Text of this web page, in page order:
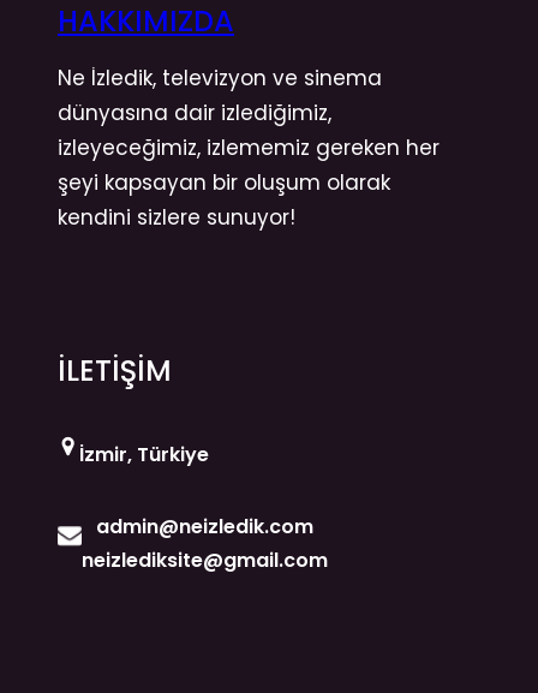
HAKKIMIZDA
Ne İzledik, televizyon ve sinema
dünyasına dair izlediğimiz,
izleyeceğimiz, izlememiz gereken her
şeyi kapsayan bir oluşum olarak
kendini sizlere sunuyor!
İLETİŞİM
İzmir, Türkiye
admin@neizledik.com
neizlediksite@gmail.com